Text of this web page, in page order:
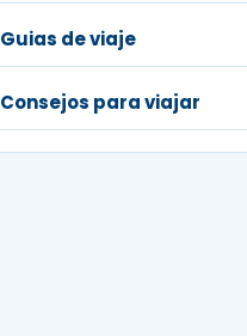
Guias de viaje
Consejos para viajar